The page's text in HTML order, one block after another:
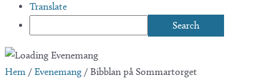
Translate
Hem / Evenemang / Bibblan på Sommartorget